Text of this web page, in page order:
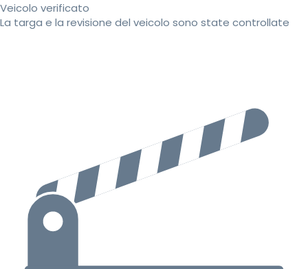
Veicolo verificato
La targa e la revisione del veicolo sono state controllate